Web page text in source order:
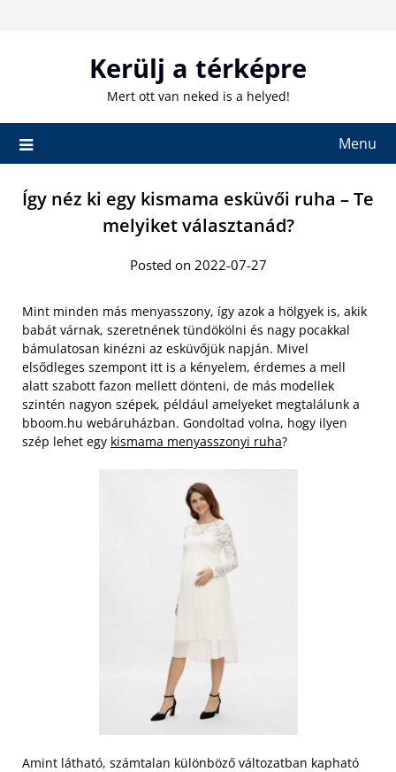
Kerülj a térképre
Mert ott van neked is a helyed!
Menu
Így néz ki egy kismama esküvői ruha – Te
melyiket választanád?
Posted on 2022-07-27
Mint minden más menyasszony, így azok a hölgyek is, akik
babát várnak, szeretnének tündökölni és nagy pocakkal
bámulatosan kinézni az esküvőjük napján. Mivel
elsődleges szempont itt is a kényelem, érdemes a mell
alatt szabott fazon mellett dönteni, de más modellek
szintén nagyon szépek, például amelyeket megtalálunk a
bboom.hu webáruházban. Gondoltad volna, hogy ilyen
szép lehet egy kismama menyasszonyi ruha?
Amint látható, számtalan különböző változatban kapható